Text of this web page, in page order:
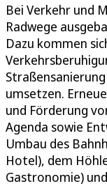
Bei Verkehr und
Radwege
Dazu kommen
umsetzen.
und Förderung
Agenda sowie
Umbau des
Hotel), dem
Gastronomie)